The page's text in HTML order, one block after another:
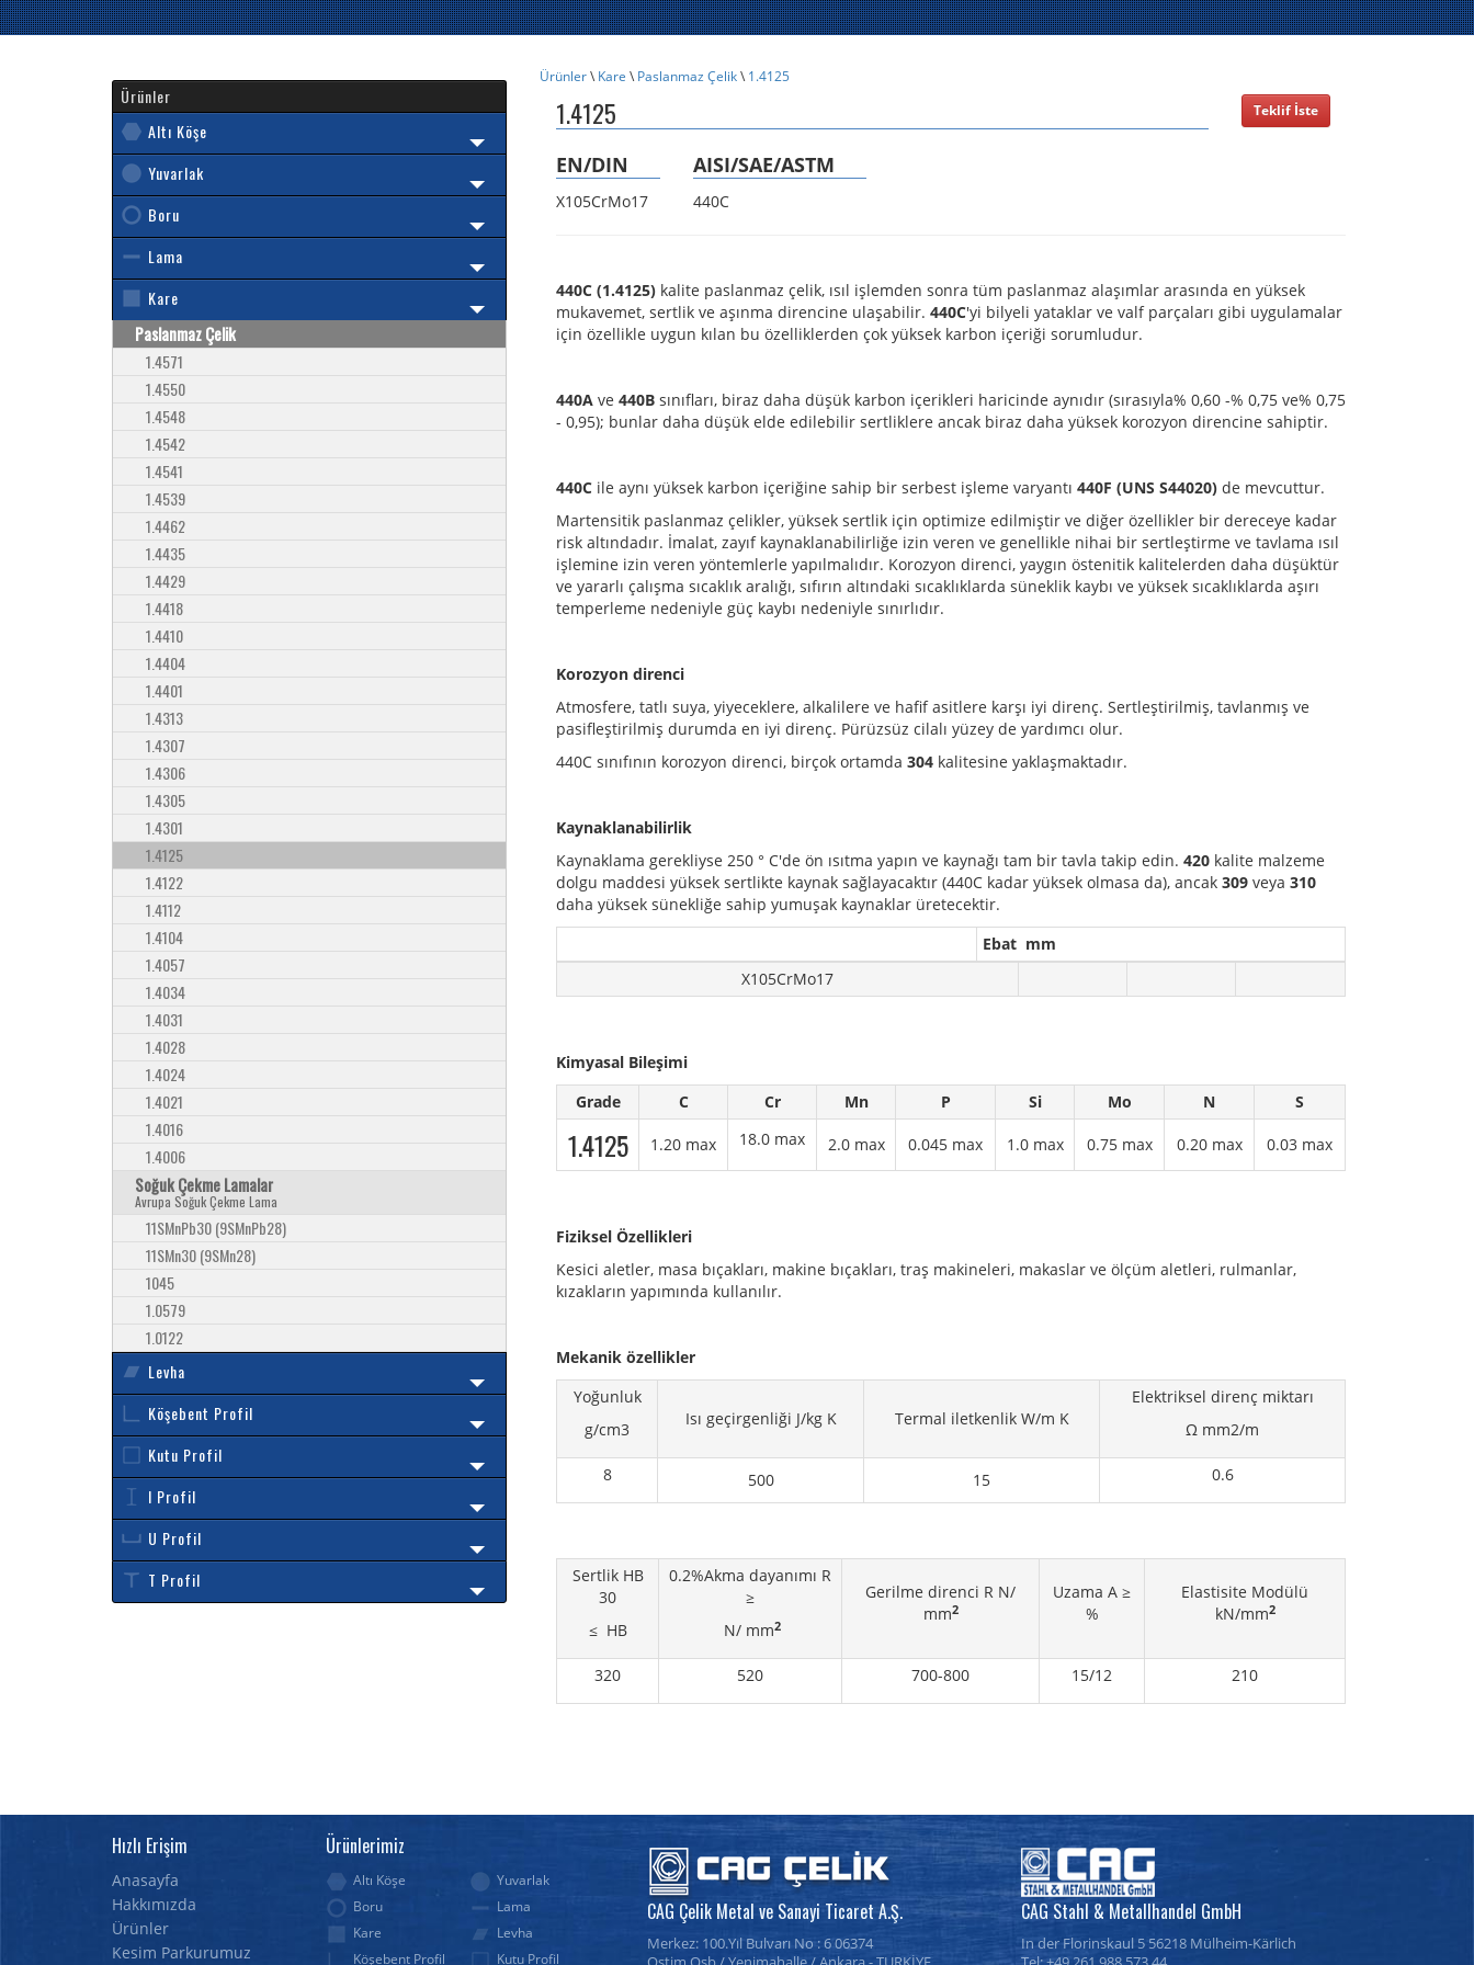
Ürünler\Kare \Paslanmaz Çelik\1.4125
1.4125 Teklif İste
EN/DIN
X105CrMo17
AISI/SAE/ASTM
440C
440C (1.4125) kalite paslanmaz çelik, ısıl işlemden sonra tüm paslanmaz alaşımlar arasında en yüksek
mukavemet, sertlik ve aşınma direncine ulaşabilir. 440C'yi bilyeli yataklar ve valf parçaları gibi uygulamalar
için özellikle uygun kılan bu özelliklerden çok yüksek karbon içeriği sorumludur.
440A ve 440B sınıfları, biraz daha düşük karbon içerikleri haricinde aynıdır (sırasıyla% 0,60 -% 0,75 ve% 0,75
- 0,95); bunlar daha düşük elde edilebilir sertliklere ancak biraz daha yüksek korozyon direncine sahiptir.
440C ile aynı yüksek karbon içeriğine sahip bir serbest işleme varyantı 440F (UNS S44020) de mevcuttur.
Martensitik paslanmaz çelikler, yüksek sertlik için optimize edilmiştir ve diğer özellikler bir dereceye kadar
risk altındadır. İmalat, zayıf kaynaklanabilirliğe izin veren ve genellikle nihai bir sertleştirme ve tavlama ısıl
işlemine izin veren yöntemlerle yapılmalıdır. Korozyon direnci, yaygın östenitik kalitelerden daha düşüktür
ve yararlı çalışma sıcaklık aralığı, sıfırın altındaki sıcaklıklarda süneklik kaybı ve yüksek sıcaklıklarda aşırı
temperleme nedeniyle güç kaybı nedeniyle sınırlıdır.
Korozyon direnci
Atmosfere, tatlı suya, yiyeceklere, alkalilere ve hafif asitlere karşı iyi direnç. Sertleştirilmiş, tavlanmış ve
pasifleştirilmiş durumda en iyi direnç. Pürüzsüz cilalı yüzey de yardımcı olur.
440C sınıfının korozyon direnci, birçok ortamda 304 kalitesine yaklaşmaktadır.
Kaynaklanabilirlik
Kaynaklama gerekliyse 250 ° C'de ön ısıtma yapın ve kaynağı tam bir tavla takip edin. 420 kalite malzeme
dolgu maddesi yüksek sertlikte kaynak sağlayacaktır (440C kadar yüksek olmasa da), ancak 309 veya 310
daha yüksek sünekliğe sahip yumuşak kaynaklar üretecektir.
Ebat mm
X105CrMo17
Kimyasal Bileşimi
Grade
C Cr Mn P Si Mo N S
1.4125 1.20 max 18.0 max 2.0 max 0.045 max 1.0 max 0.75 max 0.20 max 0.03 max
Fiziksel Özellikleri
Kesici aletler, masa bıçakları, makine bıçakları, traş makineleri, makaslar ve ölçüm aletleri, rulmanlar,
kızakların yapımında kullanılır.
Mekanik özellikler
Yoğunluk
g/cm3
Isı geçirgenliği J/kg K Termal iletkenlik W/m K
Elektriksel direnç miktarı
Ω mm2/m
8 500 15 0.6
Sertlik HB
30
≤ HB
0.2%Akma dayanımı R
≥
N/ mm2
Gerilme direnci R N/
mm2
Uzama A ≥
%
Elastisite Modülü
kN/mm2
320 520 700-800 15/12 210
Ürünler
Altı Köşe
Yuvarlak
Boru
Lama
Kare
Paslanmaz Çelik
1.4571
1.4550
1.4548
1.4542
1.4541
1.4539
1.4462
1.4435
1.4429
1.4418
1.4410
1.4404
1.4401
1.4313
1.4307
1.4306
1.4305
1.4301
1.4125
1.4122
1.4112
1.4104
1.4057
1.4034
1.4031
1.4028
1.4024
1.4021
1.4016
1.4006
Soğuk Çekme Lamalar
Avrupa Soğuk Çekme Lama
11SMnPb30 (9SMnPb28)
11SMn30 (9SMn28)
1045
1.0579
1.0122
Levha
Köşebent Profil
Kutu Profil
I Profil
U Profil
T Profil
CAG Çelik Metal ve Sanayi Ticaret A.Ş.
Merkez: 100.Yıl Bulvarı No : 6 06374
CAG Stahl & Metallhandel GmbH
In der Florinskaul 5 56218 Mülheim-Kärlich
Hızlı Erişim
Anasayfa
Hakkımızda
Ürünler
Kesim Parkurumuz
Ürünlerimiz
Altı Köşe
Yuvarlak
Boru
Lama
Kare
Levha
Köşebent Profil
Kutu Profil